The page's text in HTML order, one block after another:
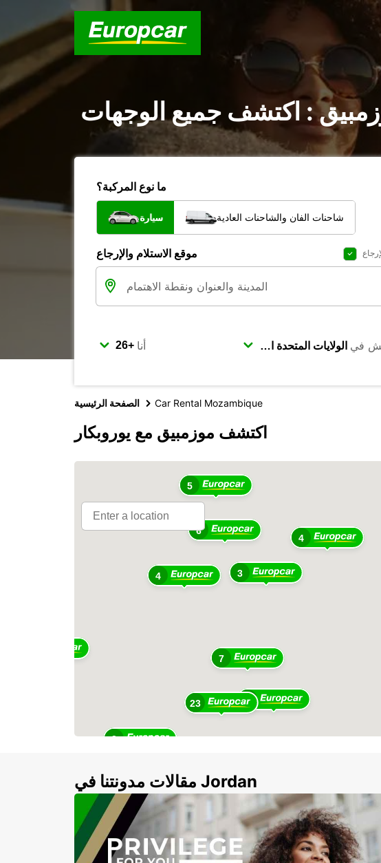
: اكتشف جميع الوجهات
ما نوع المركبة؟
سيارة شاحنات الفان والشاحنات العادية
موقع الاستلام والإرجاع
أنا في
الصفحة الرئيسية Car Rental Mozambique
اكتشف موزمبيق مع يوروبكار
4
3
7
8
6
4
23
5
3
مقالات مدونتنا في Jordan